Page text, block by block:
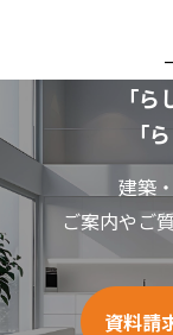
「
「
建築
ご案内やご
資料請